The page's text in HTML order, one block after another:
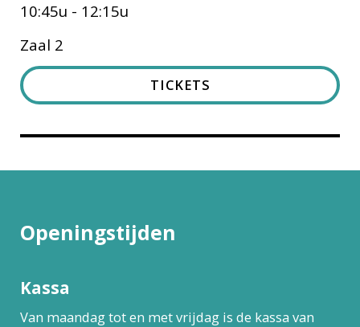
10:45u - 12:15u
Zaal 2
TICKETS
Openingstijden
Kassa
Van maandag tot en met vrijdag is de kassa van